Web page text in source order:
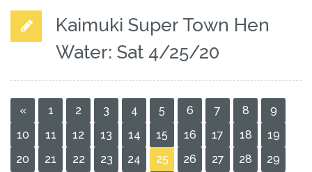
Kaimuki Super Town Hen
Water: Sat 4/25/20
« 1 2 3 4 5 6 7 8
9
10
11 12 13 14 15 16 17 18
19
20
21 22 23 24 25 26 27 28
29